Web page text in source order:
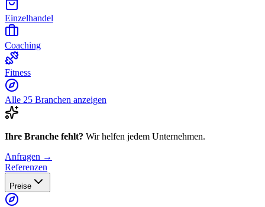
Einzelhandel
Coaching
Fitness
Alle 25 Branchen anzeigen
Ihre Branche fehlt? Wir helfen jedem Unternehmen.
Anfragen →
Referenzen
Preise